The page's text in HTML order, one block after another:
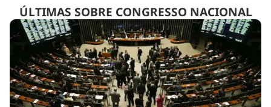
ÚLTIMAS SOBRE CONGRESSO NACIONAL